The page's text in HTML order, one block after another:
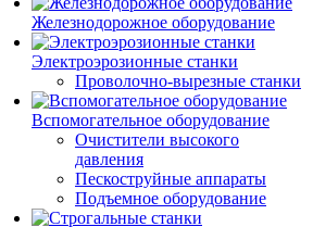
Железнодорожное оборудование
Электроэрозионные станки
Проволочно-вырезные станки
Вспомогательное оборудование
Очистители высокого
давления
Пескоструйные аппараты
Подъемное оборудование